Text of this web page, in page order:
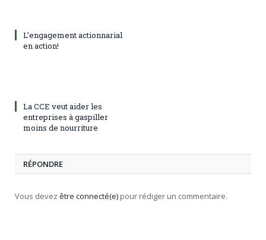
L’engagement actionnarial
en action!
La CCE veut aider les
entreprises à gaspiller
moins de nourriture
RÉPONDRE
Vous devez être connecté(e) pour rédiger un commentaire.